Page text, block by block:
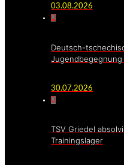
03.08.2026
0
Deutsch-
Jugendbegegnung
30.07.2026
0
TSV Griedel
Trainingslager